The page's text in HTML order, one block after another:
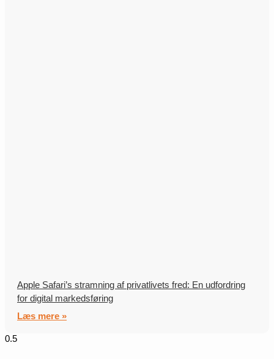
Apple Safari’s stramning af privatlivets fred: En udfordring
for digital markedsføring
Læs mere »